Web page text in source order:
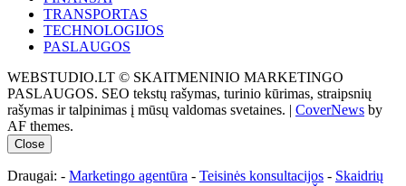
TRANSPORTAS
TECHNOLOGIJOS
PASLAUGOS
WEBSTUDIO.LT © SKAITMENINIO MARKETINGO
PASLAUGOS. SEO tekstų rašymas, turinio kūrimas, straipsnių
rašymas ir talpinimas į mūsų valdomas svetaines. | CoverNews by
AF themes.
Close
Draugai: - Marketingo agentūra - Teisinės konsultacijos - Skaidrių